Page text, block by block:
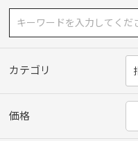
カテゴリ
価格